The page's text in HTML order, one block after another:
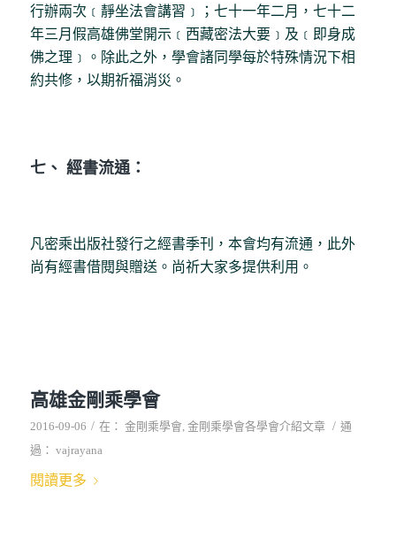
行辦兩次﹝靜坐法會講習﹞；七十一年二月，七十二
年三月假高雄佛堂開示﹝西藏密法大要﹞及﹝即身成
佛之理﹞。除此之外，學會諸同學每於特殊情況下相
約共修，以期祈福消災。
七、 經書流通：
凡密乘出版社發行之經書季刊，本會均有流通，此外
尚有經書借閱與贈送。尚祈大家多提供利用。
高雄金剛乘學會
2016-09-06 / 在： 金剛乘學會, 金剛乘學會各學會介紹文章 / 通
過： vajrayana
閱讀更多